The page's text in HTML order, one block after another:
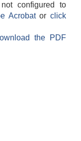
configured to
Acrobatorclick
the PDF